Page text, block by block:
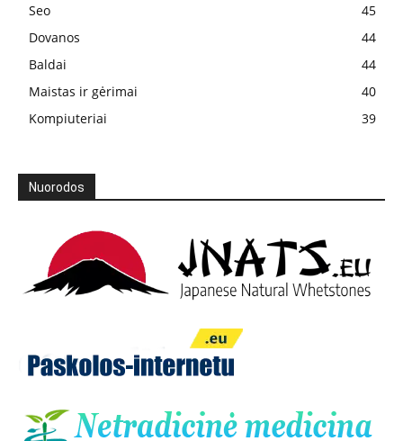
Seo
45
Dovanos
44
Baldai
44
Maistas ir gėrimai
40
Kompiuteriai
39
Nuorodos